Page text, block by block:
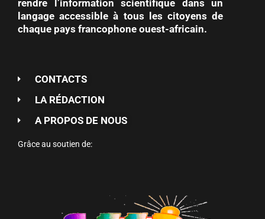
rendre l’information scientifique dans un
langage accessible à tous les citoyens de
chaque pays francophone ouest-africain.
CONTACTS
LA RÉDACTION
A PROPOS DE NOUS
Grâce au soutien de: